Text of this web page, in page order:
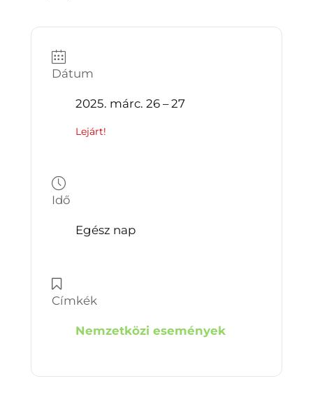
Dátum
2025. márc. 26 – 27
Lejárt!
Idő
Egész nap
Címkék
Nemzetközi események